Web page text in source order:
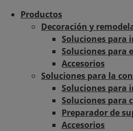
Productos
Decoración y
Soluciones para
Soluciones para
Accesorios
Soluciones para la
Soluciones para
Soluciones para
Preparador de
Accesorios